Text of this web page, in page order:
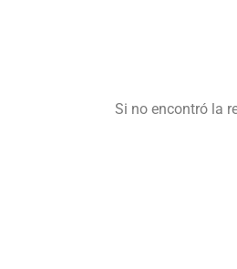
Si no encontró la